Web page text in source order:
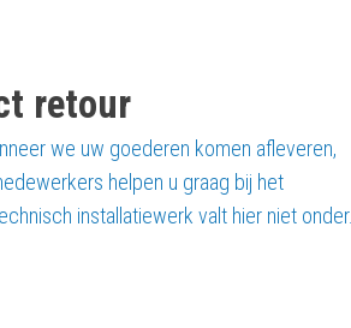
retour
we uw goederen komen afleveren,
helpen u graag bij het
installatiewerk valt hier niet onder.